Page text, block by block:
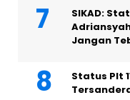
SIKAD:
Jangan
Status Plt